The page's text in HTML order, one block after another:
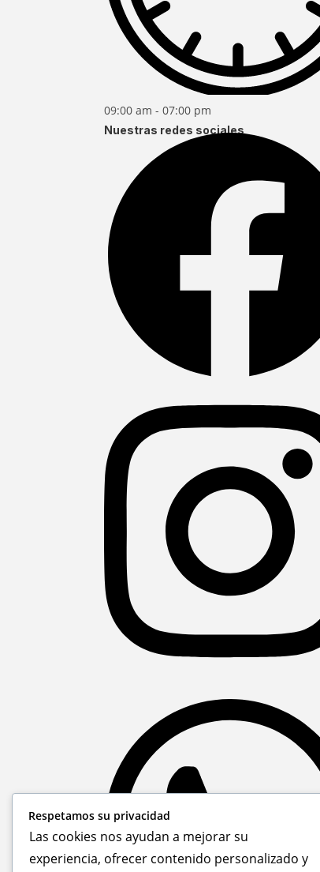
09:00 am - 07:00 pm
Nuestras redes sociales
Respetamos su privacidad
Las cookies nos ayudan a mejorar su
experiencia, ofrecer contenido personalizado y